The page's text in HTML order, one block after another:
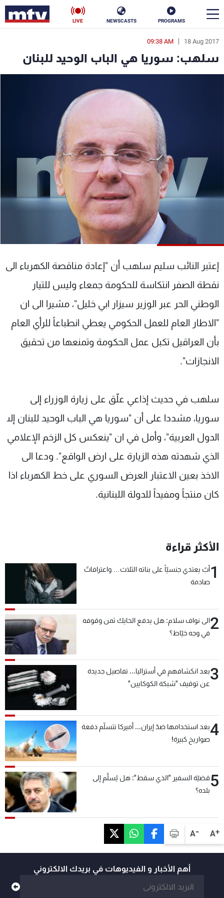
PROGRAMS
NEWSCASTS
LIVE
A+
A-
18 Aug 2017
09:38 AM
سلهب: سوريا هي الباب الوحيد للبنان
إعتبر النائب سليم سلهب أن "إعادة مناقصة الكهرباء الى
نقطة الصفر انتكاسة للحكومة جمعاء وليس للتيار
الوطني الحر عبر الوزير سيزار ابي خليل"، مشيرا الى ان
"الاطار العام للعمل الحكومي يعطي انطباعاً للرأي العام
بأن العراقيل تكبل عمل الحكومة وتمنعها من تحقيق
الانجازات".
سلهب في حديث إذاعي علّق على زيارة الوزراء إلى ​
سوريا، مشددا على أن "سوريا هي الباب الوحيد للبنان إلى​
الدول العربية"، وأمل في ان "ينعكس كل الزخم الإعلامي
الذي شهدته هذه الزيارة على ارض الواقع". ودعا الى
الاخذ بعين الاعتبار العرض السوري على خط الكهرباء اذا
كان منتجاً ومفيداً للدولة اللبنانية​.
الأكثر قراءة
1أبٌ يعتدي جنسيّاً على بناته الثلاث… واعترافاتٌ
صادمة
2الى نواف سلام: هل يدفع الحايك ثمن وقوفه
في وجه خيّاط؟
3بعد انكشافهم في أستراليا... تفاصيل جديدة
عن توقيف "شبكة الكوكايين"
4بعد استخدامها ضدّ إيران... أميركا تتسلّم دفعة
صواريخ كبيرة!
5قضيّة السفير "الذي سقط": هل يُسلَّم إلى
بلده؟
أهم الأخبار و الفيديوهات في بريدك الالكتروني
en
الأخبار
ناس
رياضة
كأس العالم
جدول البرامج
شاهد البرامج
الترددات
عن MTV
لاعلاناتكم
وظائف
تواصل معنا
شروط الإسـتخدام
سياسة الخصوصية